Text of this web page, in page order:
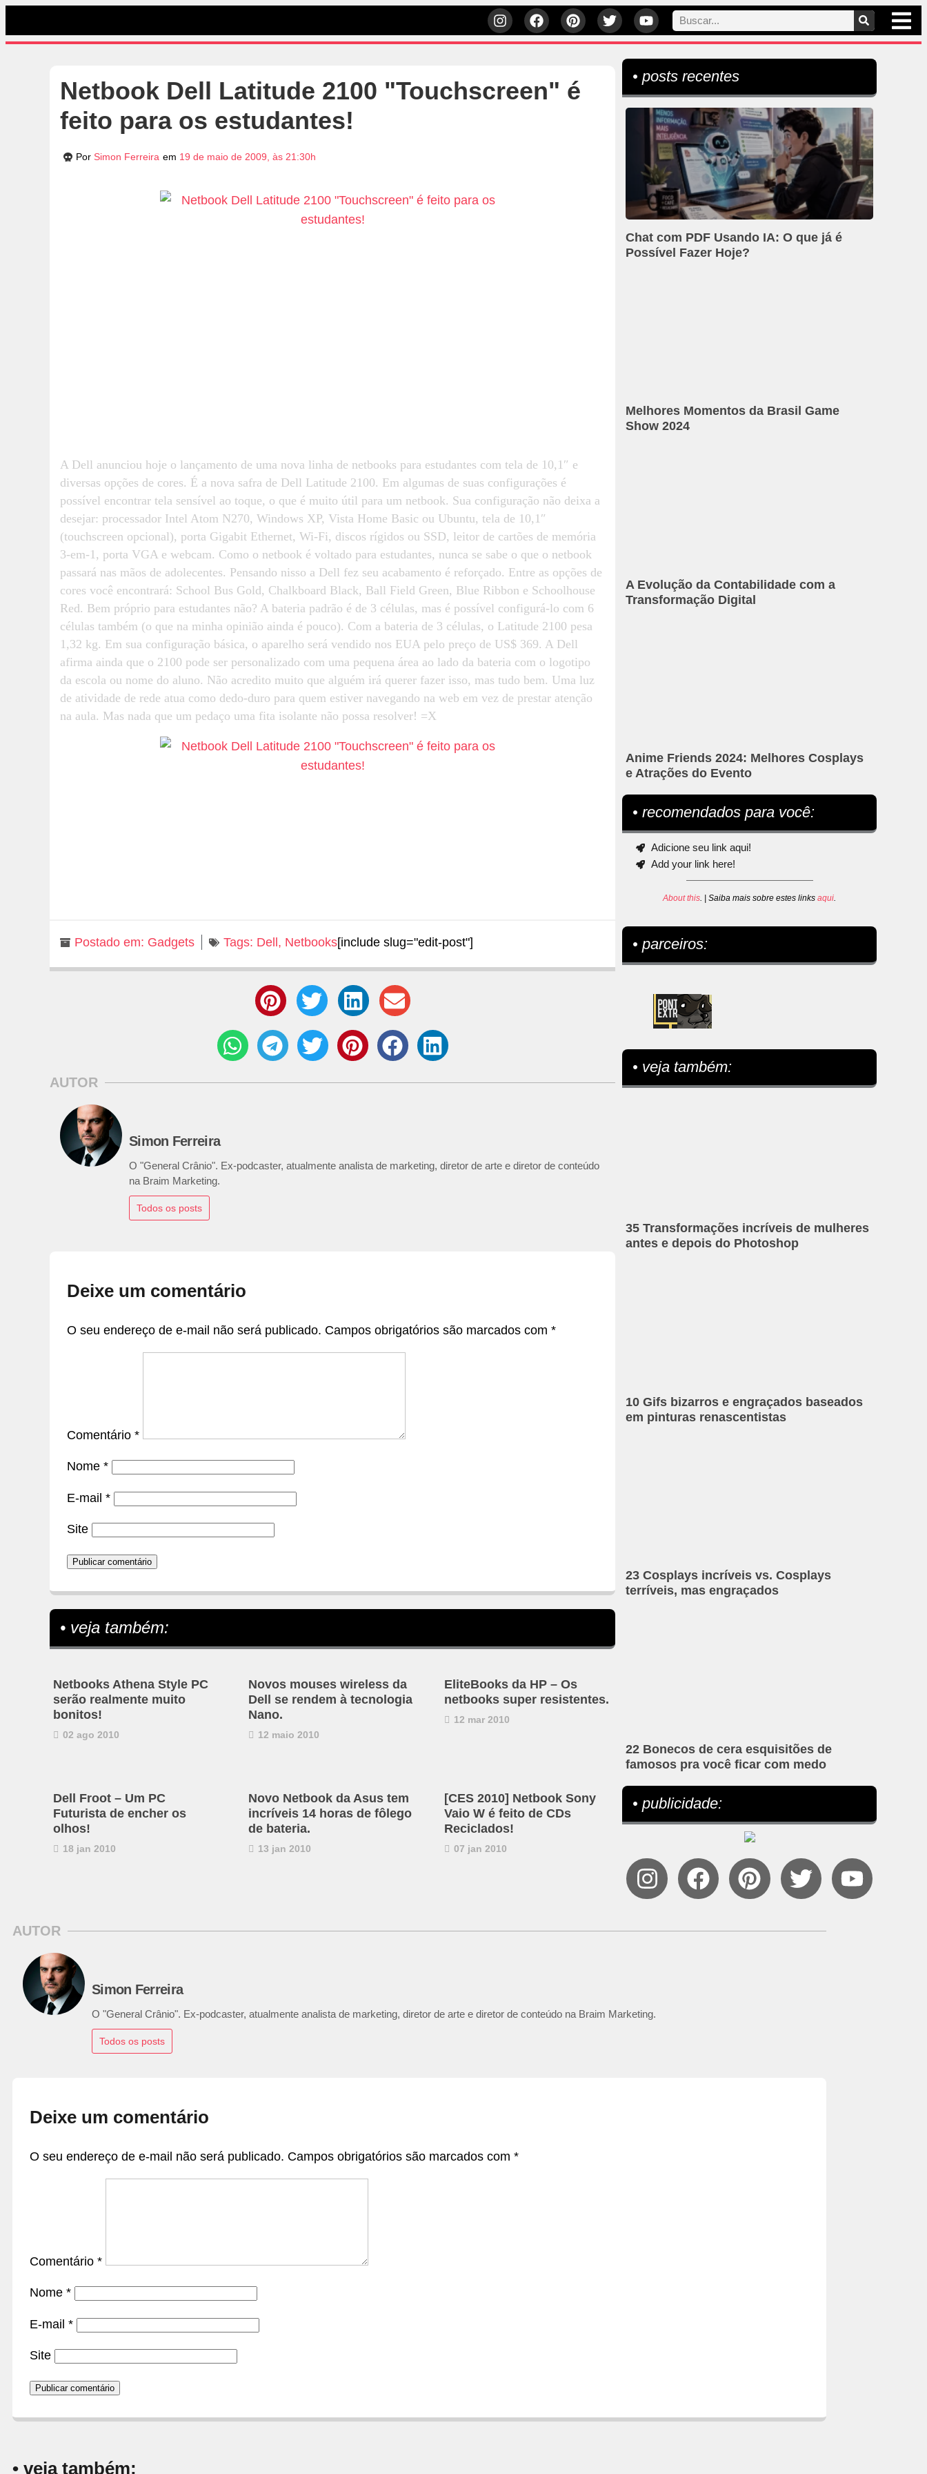
Netbook Dell Latitude 2100 "Touchscreen" é
feito para os estudantes!
Por Simon Ferreira em 19 de maio de 2009, às 21:30h
A Dell anunciou hoje o lançamento de uma nova linha de netbooks para estudantes com tela de 10,1″ e
diversas opções de cores. É a nova safra de Dell Latitude 2100. Em algumas de suas configurações é
possível encontrar tela sensível ao toque, o que é muito útil para um netbook. Sua configuração não deixa a
desejar: processador Intel Atom N270, Windows XP, Vista Home Basic ou Ubuntu, tela de 10,1″
(touchscreen opcional), porta Gigabit Ethernet, Wi-Fi, discos rígidos ou SSD, leitor de cartões de memória
3-em-1, porta VGA e webcam. Como o netbook é voltado para estudantes, nunca se sabe o que o netbook
passará nas mãos de adolecentes. Pensando nisso a Dell fez seu acabamento é reforçado. Entre as opções de
cores você encontrará: School Bus Gold, Chalkboard Black, Ball Field Green, Blue Ribbon e Schoolhouse
Red. Bem próprio para estudantes não? A bateria padrão é de 3 células, mas é possível configurá-lo com 6
células também (o que na minha opinião ainda é pouco). Com a bateria de 3 células, o Latitude 2100 pesa
1,32 kg. Em sua configuração básica, o aparelho será vendido nos EUA pelo preço de US$ 369. A Dell
afirma ainda que o 2100 pode ser personalizado com uma pequena área ao lado da bateria com o logotipo
da escola ou nome do aluno. Não acredito muito que alguém irá querer fazer isso, mas tudo bem. Uma luz
de atividade de rede atua como dedo-duro para quem estiver navegando na web em vez de prestar atenção
na aula. Mas nada que um pedaço uma fita isolante não possa resolver! =X
Postado em: Gadgets Tags: Dell , Netbooks[include slug="edit-post"]
AUTOR
Simon Ferreira
O "General Crânio". Ex-podcaster, atualmente analista de marketing, diretor de arte e diretor de conteúdo
na Braim Marketing.
Todos os posts
Deixe um comentário
O seu endereço de e-mail não será publicado. Campos obrigatórios são marcados com *
Comentário *
Nome *
E-mail *
Site
• veja também:
Netbooks Athena Style PC
serão realmente muito
bonitos!
02 ago 2010
Novos mouses wireless da
Dell se rendem à tecnologia
Nano.
12 maio 2010
EliteBooks da HP – Os
netbooks super resistentes.
12 mar 2010
Dell Froot – Um PC
Futurista de encher os
olhos!
18 jan 2010
Novo Netbook da Asus tem
incríveis 14 horas de fôlego
de bateria.
13 jan 2010
[CES 2010] Netbook Sony
Vaio W é feito de CDs
Reciclados!
07 jan 2010
• posts recentes
Chat com PDF Usando IA: O que já é
Possível Fazer Hoje?
Melhores Momentos da Brasil Game
Show 2024
A Evolução da Contabilidade com a
Transformação Digital
Anime Friends 2024: Melhores Cosplays
e Atrações do Evento
• recomendados para você:
Adicione seu link aqui!
Add your link here!
About this. | Saiba mais sobre estes linksaqui.
• parceiros:
• veja também:
35 Transformações incríveis de mulheres
antes e depois do Photoshop
10 Gifs bizarros e engraçados baseados
em pinturas renascentistas
23 Cosplays incríveis vs. Cosplays
terríveis, mas engraçados
22 Bonecos de cera esquisitões de
famosos pra você ficar com medo
• publicidade:
AUTOR
Simon Ferreira
O "General Crânio". Ex-podcaster, atualmente analista de marketing, diretor de arte e diretor de conteúdo na Braim Marketing.
Todos os posts
Deixe um comentário
O seu endereço de e-mail não será publicado. Campos obrigatórios são marcados com *
Comentário *
Nome *
E-mail *
Site
• veja também: